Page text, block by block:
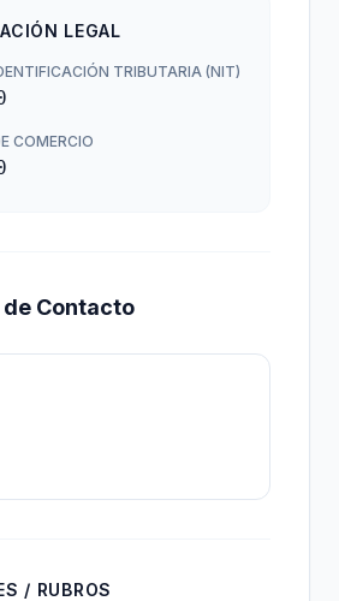
LEGAL
TRIBUTARIA (NIT)
COMERCIO
Contacto
/ RUBROS